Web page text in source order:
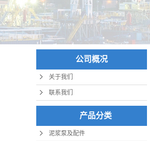
公司概况
关于我们
联系我们
产品分类
泥浆泵及配件